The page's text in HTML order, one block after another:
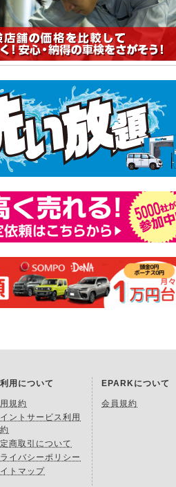
用について
規約
ントサービス利用
商取引について
イバシーポリシー
トマップ
EPARKについて
会員規約